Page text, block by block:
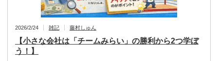
2026/2/24 雑記 藤村しゅん
【小さな会社は「チームみらい」の勝利から2つ学ぼ
う！】